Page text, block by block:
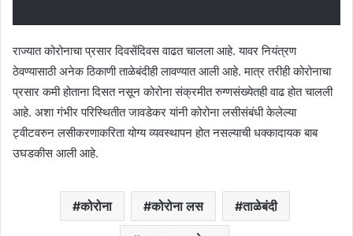
राज्यात कोरोनाचा प्रसार दिवसेंदिवस वाढत चालला आहे. यावर नियंत्रण
ठेवण्यासाठी अनेक ठिकाणी ताळेबंदीही लावण्यात आली आहे. मात्र तरीही कोरोनाचा
प्रसार कमी होताना दिसत नसून कोरोना संक्रमीत रुग्णसंख्येतही वाढ होत चालली
आहे. अशा गंभीर परिस्थितीत जावडेकर यांनी कोरोना लसीसंबंधी केलेल्या
ट्वीटवरुन लसीकरणाकरिता योग्य व्यवस्थापन होत नसल्याची धक्कादायक बाब
उघडकीस आली आहे.
कोरोना कोरोना लस ताळेबंदी